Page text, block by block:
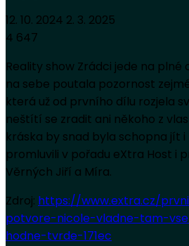
12. 10. 2024 2. 3. 2025
4 647
Reality show Zrádci jede na
na sebe poutala pozornost
která už od prvního dílu rozjela
neštítí se zradit ani někoho z
kráska by snad byla schopna jít
promluvili v pořadu eXtra Host i
Věrných Jiří a Míra.
Zdroj: https://www.extra.cz/
potvore-nicole-vladne-tam-
hodne-tvrde-171ec